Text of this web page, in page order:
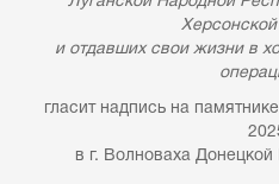
Херсонской
и отдавших свои жизни в
гласит надпись на
в г. Волноваха